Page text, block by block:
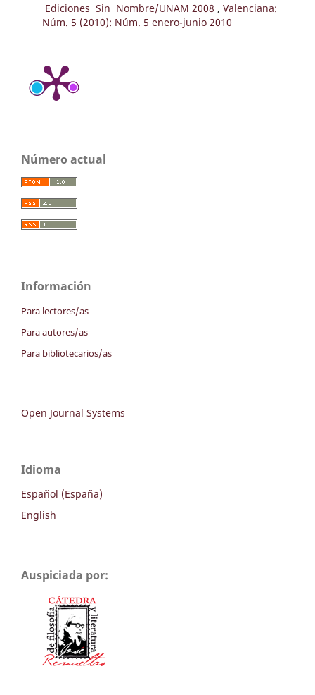
Ediciones Sin Nombre/UNAM 2008 , Valenciana:
Núm. 5 (2010): Núm. 5 enero-junio 2010
Número actual
Información
Para lectores/as
Para autores/as
Para bibliotecarios/as
Open Journal Systems
Idioma
Español (España)
English
Auspiciada por: